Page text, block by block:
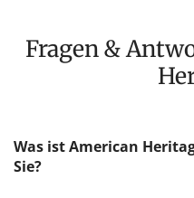
Fragen & Antworten zu American
Was ist American
Sie?